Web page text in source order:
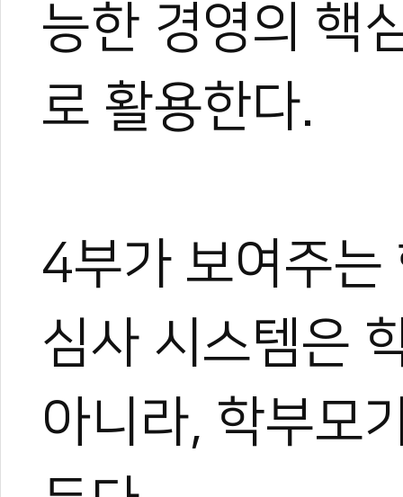
능한 경영의 핵
로 활용한다.
4부가 보여주는
심사 시스템은
아니라, 학부모